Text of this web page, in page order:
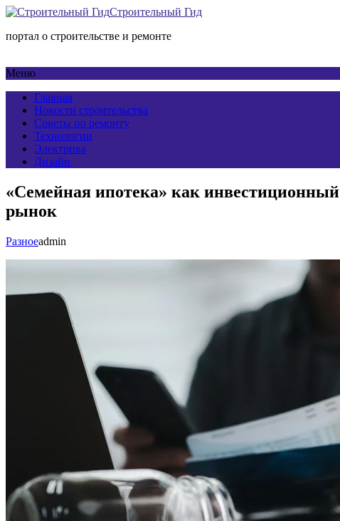
Строительный Гид
портал о строительстве и ремонте
Меню
Главная
Новости строительства
Советы по ремонту
Технологии
Электрика
Дизайн
«Семейная ипотека» как
рынок
Разноеadmin